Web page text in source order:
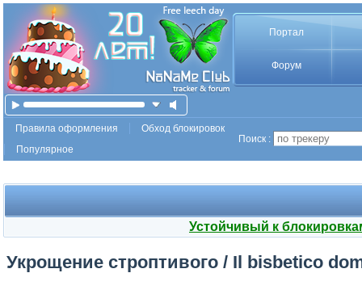
Портал
Форум
Правила оформления
Обход блокировок
Популярное
Поиск :
Устойчивый к
Укрощение строптивого / Il bisbetico